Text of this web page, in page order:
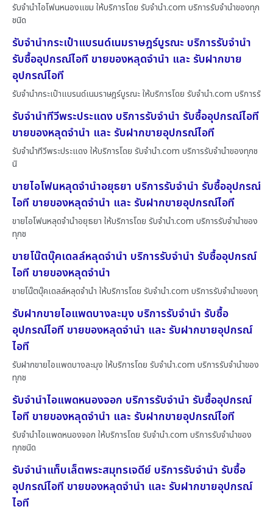
รับจำนำไอโฟนหนองแขม ให้บริการโดย รับจํานํา.com บริการรับจำนำของทุก
ชนิด
รับจำนำกระเป๋าแบรนด์เนมราษฎร์บูรณะ บริการรับจำนำ
รับซื้ออุปกรณ์ไอที ขายของหลุดจำนำ และ รับฝากขาย
อุปกรณ์ไอที
รับจำนำกระเป๋าแบรนด์เนมราษฎร์บูรณะ ให้บริการโดย รับจํานํา.com บริการรั
รับจำนำทีวีพระประแดง บริการรับจำนำ รับซื้ออุปกรณ์ไอที
ขายของหลุดจำนำ และ รับฝากขายอุปกรณ์ไอที
รับจำนำทีวีพระประแดง ให้บริการโดย รับจํานํา.com บริการรับจำนำของทุกช
นิ
ขายไอโฟนหลุดจำนำอยุธยา บริการรับจำนำ รับซื้ออุปกรณ์
ไอที ขายของหลุดจำนำ และ รับฝากขายอุปกรณ์ไอที
ขายไอโฟนหลุดจำนำอยุธยา ให้บริการโดย รับจํานํา.com บริการรับจำนำของ
ทุกช
ขายโน๊ตบุ๊คเดลล์หลุดจำนำ บริการรับจำนำ รับซื้ออุปกรณ์
ไอที ขายของหลุดจำนำ
ขายโน๊ตบุ๊คเดลล์หลุดจำนำ ให้บริการโดย รับจํานํา.com บริการรับจำนำของทุ
รับฝากขายไอแพดบางละมุง บริการรับจำนำ รับซื้อ
อุปกรณ์ไอที ขายของหลุดจำนำ และ รับฝากขายอุปกรณ์
ไอที
รับฝากขายไอแพดบางละมุง ให้บริการโดย รับจํานํา.com บริการรับจำนำของ
ทุกช
รับจำนำไอแพดหนองจอก บริการรับจำนำ รับซื้ออุปกรณ์
ไอที ขายของหลุดจำนำ และ รับฝากขายอุปกรณ์ไอที
รับจำนำไอแพดหนองจอก ให้บริการโดย รับจํานํา.com บริการรับจำนำของ
ทุกชนิด
รับจำนำแท็บเล็ตพระสมุทรเจดีย์ บริการรับจำนำ รับซื้อ
อุปกรณ์ไอที ขายของหลุดจำนำ และ รับฝากขายอุปกรณ์
ไอที